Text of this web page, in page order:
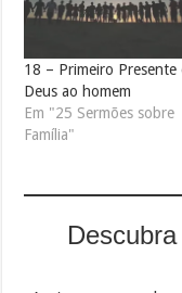
18 – Primeiro Presente
Deus ao homem
Em "25 Sermões sobre
Família"